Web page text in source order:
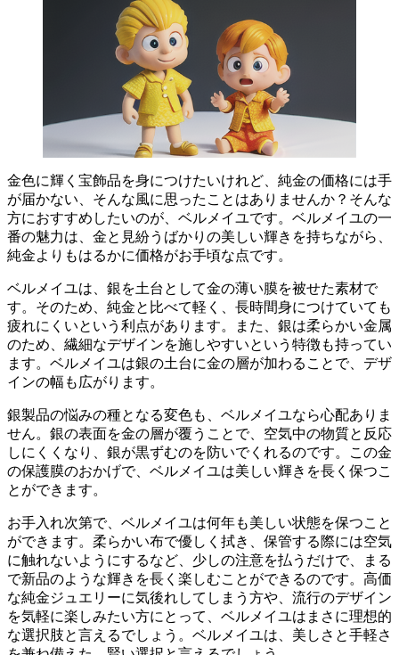
金色に輝く宝飾品を身につけたいけれど、純金の価格には手
が届かない 、そんな風に思ったことはありませんか？そんな
方におすすめしたいのが、ベルメイユです。ベルメイユの一
番の魅力は、 金と見紛うばかりの美しい輝きを持ちながら、
純金よりもはるかに価格がお手頃な点です。
ベルメイユは、銀を土台として金の薄い膜を被せた素材で
す。そのため、 純金と比べて軽く、長時間身につけていても
疲れにくいという利点があります。また、銀は柔らかい金属
のため、繊細なデザインを施しやすいという特徴も持ってい
ます。ベルメイユは銀の土台に金の層が加わることで、デザ
インの幅も広がります。
銀製品の悩みの種となる変色も、ベルメイユなら心配ありま
せん。銀の表面を金の層が覆うことで、空気中の物質と反応
しにくくなり、 銀が黒ずむのを防いでくれるのです。この金
の保護膜のおかげで、ベルメイユは美しい輝きを長く保つこ
とができます。
お手入れ次第で、ベルメイユは何年も美しい状態を保つこと
ができます。柔らかい布で優しく拭き、保管する際には空気
に触れないようにするなど、少しの注意を払うだけで、まる
で新品のような輝きを長く楽しむことができるのです。高価
な純金ジュエリーに気後れしてしまう方や、流行のデザイン
を気軽に楽しみたい方にとって、ベルメイユはまさに理想的
な選択肢と言えるでしょう。 ベルメイユは、美しさと手軽さ